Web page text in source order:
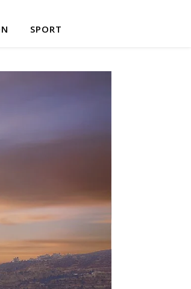
SPORT